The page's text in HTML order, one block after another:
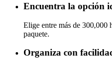
Encuentra la opción
Elige entre más de 300,000
paquete.
Organiza con